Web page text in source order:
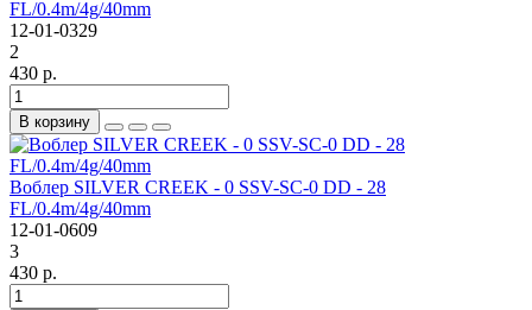
FL/0.4m/4g/40mm
12-01-0329
2
430 р.
В корзину
Воблер SILVER CREEK - 0 SSV-SC-0 DD - 28
FL/0.4m/4g/40mm
12-01-0609
3
430 р.